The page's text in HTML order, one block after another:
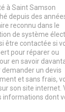
à Saint Samson
depuis des
reconnu dans le
de système
être contactée si
pour réparer ou
en savoir
un devis
et sans frais,
son site internet.
informations dont